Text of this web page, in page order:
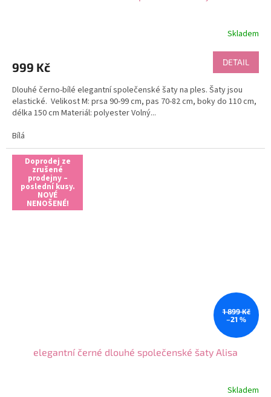
Skladem
999 Kč DETAIL
Dlouhé černo-bílé elegantní společenské šaty na ples. Šaty jsou
elastické. Velikost M: prsa 90-99 cm, pas 70-82 cm, boky do 110 cm,
délka 150 cm Materiál: polyester Volný...
Bílá
Doprodej ze
zrušené
prodejny –
poslední kusy.
NOVÉ
NENOŠENÉ!
1 899 Kč
–21 %
elegantní černé dlouhé společenské šaty Alisa
Skladem